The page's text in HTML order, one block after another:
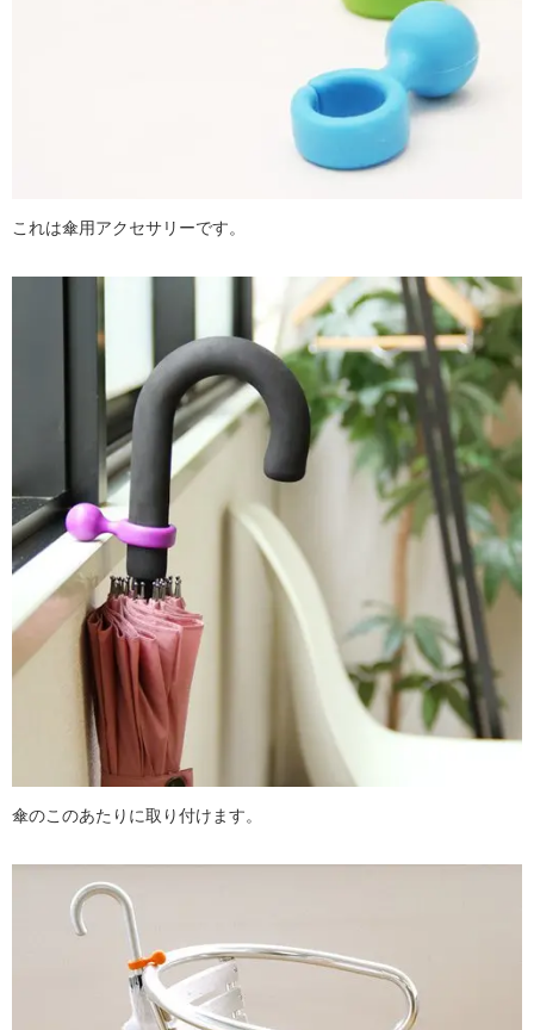
これは傘用アクセサリーです。
傘のこのあたりに取り付けます。